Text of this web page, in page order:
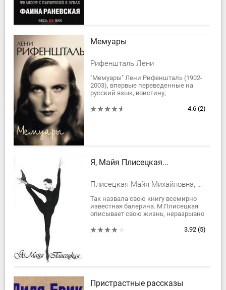
Мемуары
Рифеншталь Лени
"Мемуары" Лени Рифеншталь (1902-
2003), впервые переведенные на
русский язык, воистину,
запечатлевший время глазами 4.6 (2)
Я, Майя Плисецкая...
Плисецкая Майя Михайловна, Плисецкая М.
Так назвала свою книгу всемирно
известная балерина. М.Плисецкая
описывает свою жизнь, неразрывно
знанием дела пишет о главной3.92 (5)
Пристрастные рассказы